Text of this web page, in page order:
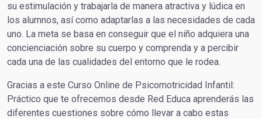
su estimulación y trabajarla de manera atractiva y lúdica en
los alumnos, así como adaptarlas a las necesidades de cada
uno. La meta se basa en conseguir que el niño adquiera una
concienciación sobre su cuerpo y comprenda y a percibir
cada una de las cualidades del entorno que le rodea.
Gracias a este Curso Online de Psicomotricidad Infantil:
Práctico que te ofrecemos desde Red Educa aprenderás las
diferentes cuestiones sobre cómo llevar a cabo estas